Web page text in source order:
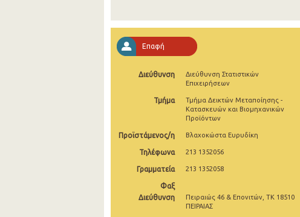
Αυγούστου 2025
Ιουλίου 2025
Ιουνίου 2025
Μαΐου 2025
Απριλίου 2025
Φεβρουαρίου 2025
Ιανουαρίου 2025
Επαφή
Διεύθυνση
Διεύθυνση Στατιστικών
Επιχειρήσεων
Τμήμα
Τμήμα Δεικτών Μεταποίησης -
Κατασκευών και Βιομηχανικών
Προϊόντων
Προϊστάμενος/η Βλαχοκώστα Ευρυδίκη
Τηλέφωνα 213 1352056
Γραμματεία 213 1352058
Φαξ
Διεύθυνση
Πειραιώς 46 & Επονιτών, ΤΚ 18510
ΠΕΙΡΑΙΑΣ